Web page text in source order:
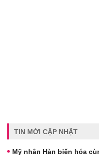
TIN MỚI CẬP NHẬT
Mỹ nhân Hàn biến hóa